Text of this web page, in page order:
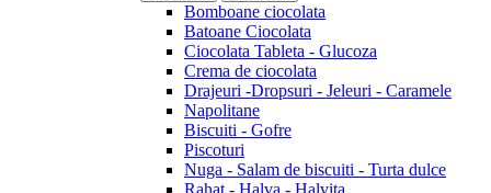
Bomboane ciocolata
Batoane Ciocolata
Ciocolata Tableta - Glucoza
Crema de ciocolata
Drajeuri -Dropsuri - Jeleuri - Caramele
Napolitane
Biscuiti - Gofre
Piscoturi
Nuga - Salam de biscuiti - Turta dulce
Rahat - Halva - Halvita